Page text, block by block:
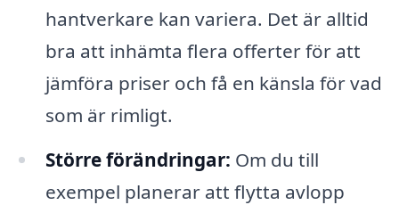
hantverkare kan variera. Det är alltid
bra att inhämta flera offerter för att
jämföra priser och få en känsla för vad
som är rimligt.
Större förändringar: Om du till
exempel planerar att flytta avlopp